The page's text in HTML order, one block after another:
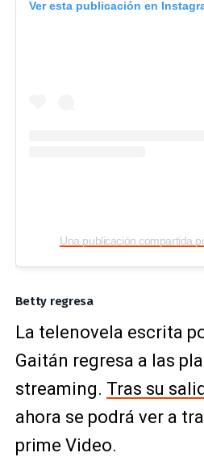
Ver esta publicación en
Una publicación compartida
Betty regresa
La telenovela escrita
Gaitán regresa a las
streaming. Tras su
ahora se podrá ver a
prime Video.